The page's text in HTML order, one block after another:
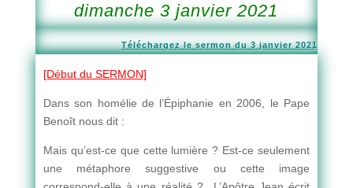
dimanche 3 janvier 2021
Téléchargez le sermon du 3 janvier 2021
[Début du SERMON]
Dans son homélie de l’Épiphanie en 2006, le Pape
Benoît nous dit :
Mais qu’est-ce que cette lumière ? Est-ce seulement
une métaphore suggestive ou cette image